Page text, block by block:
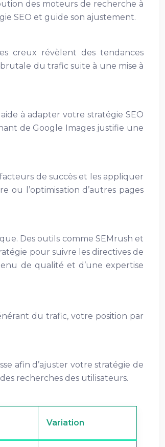
des moteurs de recherche à
SEO et guide son ajustement.
creux révèlent des tendances
du trafic suite à une mise à
à adapter votre stratégie SEO
de Google Images justifie une
de succès et les appliquer
ou l’optimisation d’autres pages
Des outils comme SEMrush et
pour suivre les directives de
de qualité et d’une expertise
du trafic, votre position par
afin d’ajuster votre stratégie de
recherches des utilisateurs.
Variation